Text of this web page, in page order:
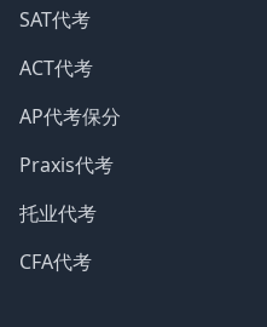
SAT代考
ACT代考
AP代考保分
Praxis代考
托业代考
CFA代考